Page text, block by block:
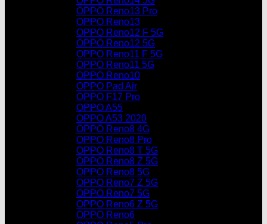
OPPO Reno13 Pro
OPPO Reno13
OPPO Reno12 F 5G
OPPO Reno12 5G
OPPO Reno11 F 5G
OPPO Reno11 5G
OPPO Reno10
OPPO Pad Air
OPPO F17 Pro
OPPO A55
OPPO A53 2020
OPPO Reno8 4G
OPPO Reno8 Pro
OPPO Reno8 T 5G
OPPO Reno8 Z 5G
OPPO Reno8 5G
OPPO Reno7 Z 5G
OPPO Reno7 5G
OPPO Reno6 Z 5G
OPPO Reno6